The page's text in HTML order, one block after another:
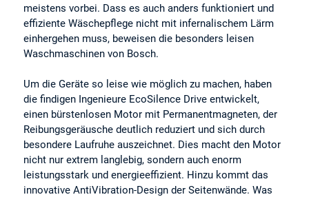
meistens vorbei. Dass es auch anders funktioniert und
effiziente Wäschepflege nicht mit infernalischem Lärm
einhergehen muss, beweisen die besonders leisen
Waschmaschinen von Bosch.
Um die Geräte so leise wie möglich zu machen, haben
die findigen Ingenieure EcoSilence Drive entwickelt,
einen bürstenlosen Motor mit Permanentmagneten, der
Reibungsgeräusche deutlich reduziert und sich durch
besondere Laufruhe auszeichnet. Dies macht den Motor
nicht nur extrem langlebig, sondern auch enorm
leistungsstark und energieeffizient. Hinzu kommt das
innovative AntiVibration-Design der Seitenwände. Was